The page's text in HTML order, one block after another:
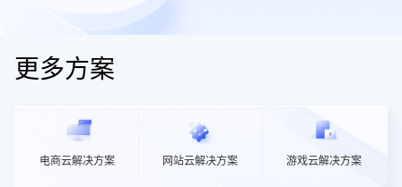
更多方案
电商云解决方案 网站云解决方案 游戏云解决方案